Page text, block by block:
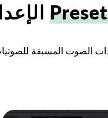
الإعدادات المسبقة والقوالب الصوتية